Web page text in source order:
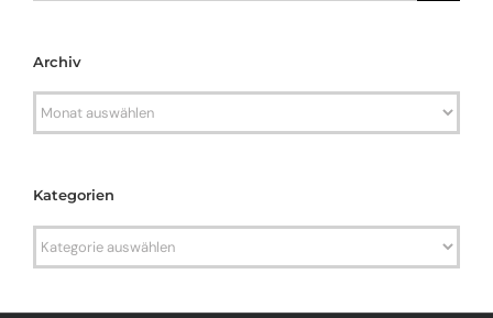
Archiv
Archiv
Kategorien
Kategorien